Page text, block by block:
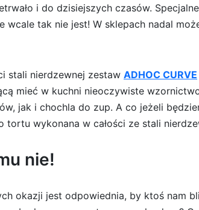
i do dzisiejszych czasów.
tak nie jest! W sklepach nadal
stali nierdzewnej zestaw ADHOC CURVE
mieć w kuchni nieoczywiste
jak i chochla do zup. A co jeżeli
tortu wykonana w całości ze stali
nie!
okazji jest odpowiednia, by ktoś nam